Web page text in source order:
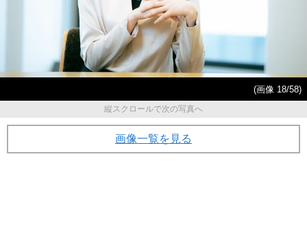
(画像 18/58)
縦スクロールで次の写真へ
画像一覧を見る